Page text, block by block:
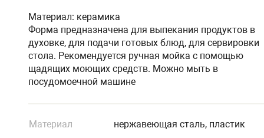
Материал: керамика
Форма предназначена для выпекания продуктов в
духовке, для подачи готовых блюд, для сервировки
стола. Рекомендуется ручная мойка с помощью
щадящих моющих средств. Можно мыть в
посудомоечной машине
Материал
нержавеющая сталь, пластик